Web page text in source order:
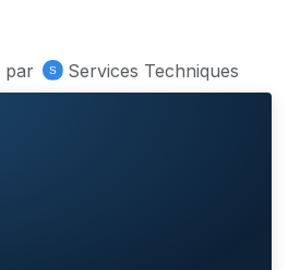
par Services Techniques